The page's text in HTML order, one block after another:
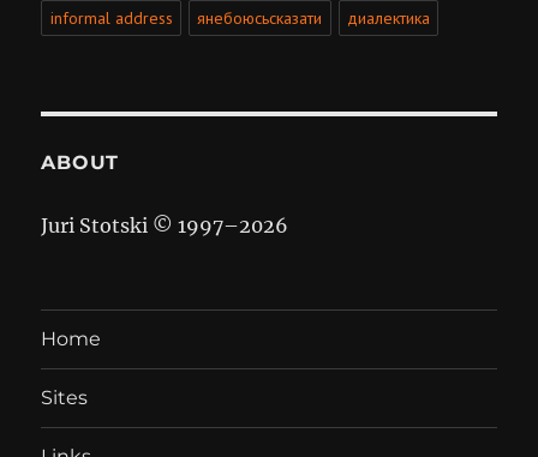
informal address янебоюсьсказати диалектика
ABOUT
Juri Stotski © 1997–2026
Home
Sites